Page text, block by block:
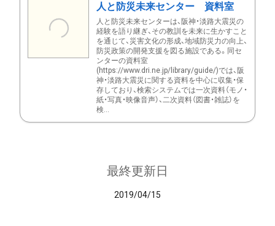
人と防災未来センター 資料室
人と防災未来センターは、阪神・淡路大震災の
経験を語り継ぎ、その教訓を未来に生かすこと
を通じて、災害文化の形成、地域防災力の向上、
防災政策の開発支援を図る施設である。同セ
ンターの資料室
(https://www.dri.ne.jp/library/guide/)では、阪
神・淡路大震災に関する資料を中心に収集・保
存しており、検索システムでは一次資料（モノ・
紙・写真・映像音声）、二次資料（図書・雑誌）を
検...
最終更新日
2019/04/15